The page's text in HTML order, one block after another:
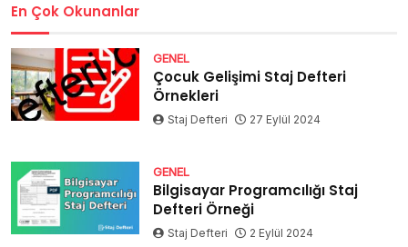
En Çok Okunanlar
GENEL
Çocuk Gelişimi Staj Defteri
Örnekleri
Staj Defteri 27 Eylül 2024
GENEL
Bilgisayar Programcılığı Staj
Defteri Örneği
Staj Defteri 2 Eylül 2024